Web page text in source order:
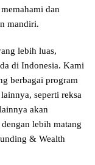
dan
mandiri.
lebih luas,
di Indonesia. Kami
berbagai program
seperti reksa
akan
lebih matang
& Wealth